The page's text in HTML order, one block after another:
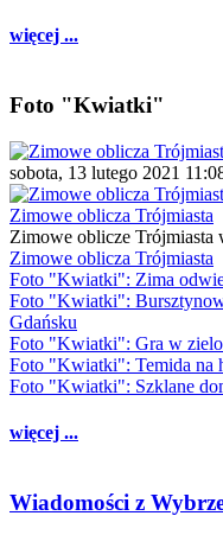
więcej ...
Foto "Kwiatki"
sobota, 13 lutego 2021
Zimowe oblicza Trójmiasta
Zimowe oblicze Trójmiasta
Zimowe oblicza Trójmiasta
Foto "Kwiatki": Zima
Foto "Kwiatki":
Gdańsku
Foto "Kwiatki": Gra w
Foto "Kwiatki": Temida na
Foto "Kwiatki": Szklane
więcej ...
Wiadomości z